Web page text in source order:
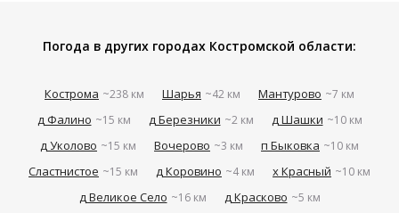
Погода в других городах Костромской области:
Кострома ~238 км Шарья ~42 км Мантурово ~7 км
д Фалино ~15 км д Березники ~2 км д Шашки ~10 км
д Уколово ~15 км Вочерово ~3 км п Быковка ~10 км
Сластнистое ~15 км д Коровино ~4 км х Красный ~10 км
д Великое Село ~16 км д Красково ~5 км